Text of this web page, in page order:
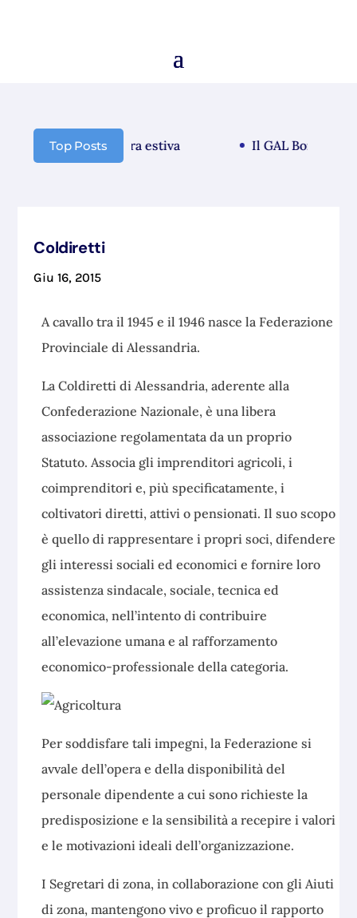
Top Posts
chiusura estiva Il GAL Borba
Coldiretti
Giu 16, 2015
A cavallo tra il 1945 e il 1946 nasce la Federazione
Provinciale di Alessandria.
La Coldiretti di Alessandria, aderente alla
Confederazione Nazionale, è una libera
associazione regolamentata da un proprio
Statuto. Associa gli imprenditori agricoli, i
coimprenditori e, più specificatamente, i
coltivatori diretti, attivi o pensionati. Il suo scopo
è quello di rappresentare i propri soci, difendere
gli interessi sociali ed economici e fornire loro
assistenza sindacale, sociale, tecnica ed
economica, nell’intento di contribuire
all’elevazione umana e al rafforzamento
economico-professionale della categoria.
Per soddisfare tali impegni, la Federazione si
avvale dell’opera e della disponibilità del
personale dipendente a cui sono richieste la
predisposizione e la sensibilità a recepire i valori
e le motivazioni ideali dell’organizzazione.
I Segretari di zona, in collaborazione con gli Aiuti
di zona, mantengono vivo e proficuo il rapporto